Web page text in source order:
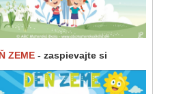
ZEME - zaspievajte si